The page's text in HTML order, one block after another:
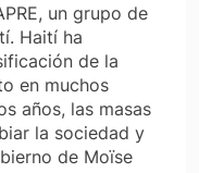
un grupo de
Haití ha
de la
en muchos
años, las masas
la sociedad y
de Moïse